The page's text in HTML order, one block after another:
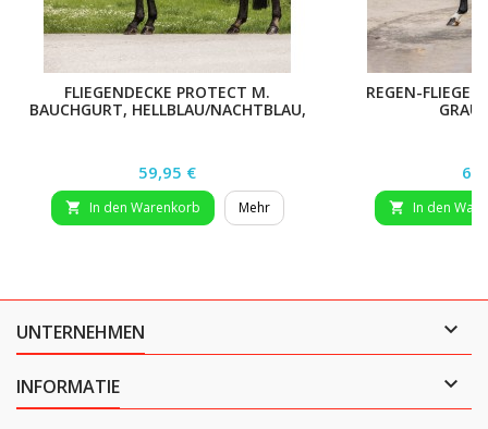
FLIEGENDECKE PROTECT M.
BAUCHGURT, HELLBLAU/NACHTBLAU,
Preis
59,95 €
 In den Warenkorb Mehr
REGEN-
 In den
UNTERNEHMEN 
INFORMATIE 